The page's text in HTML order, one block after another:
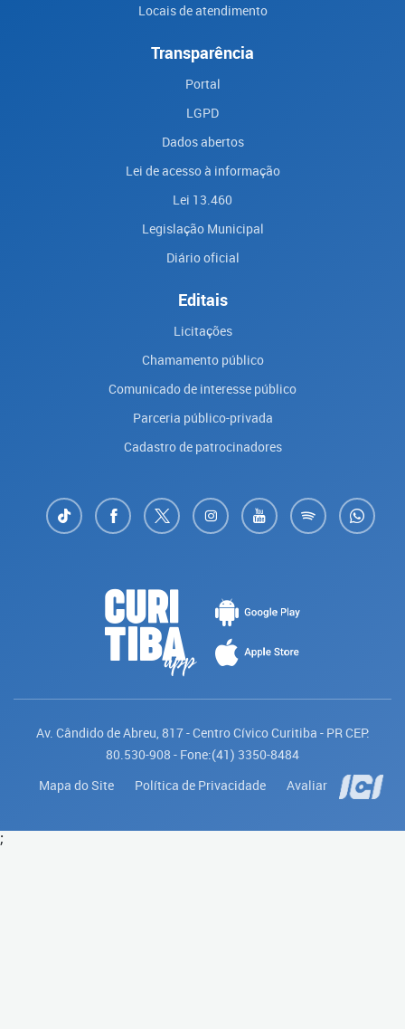
Locais de atendimento
Transparência
Portal
LGPD
Dados abertos
Lei de acesso à informação
Lei 13.460
Legislação Municipal
Diário oficial
Editais
Licitações
Chamamento público
Comunicado de interesse público
Parceria público-privada
Cadastro de patrocinadores
Av. Cândido de Abreu, 817 - Centro Cívico Curitiba - PR CEP:
80.530-908 - Fone:(41) 3350-8484
Mapa do Site
Política de Privacidade Avaliar
;